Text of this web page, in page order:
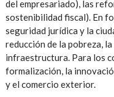
del empresariado), las
sostenibilidad fiscal). En
seguridad jurídica y la
reducción de la pobreza,
infraestructura. Para los
formalización, la
y el comercio exterior.